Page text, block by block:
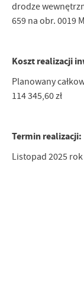
drodze
659 na obr. 0019
Koszt realizacji
Planowany
114 345,60 zł
Termin realizacji:
Listopad 2025 rok